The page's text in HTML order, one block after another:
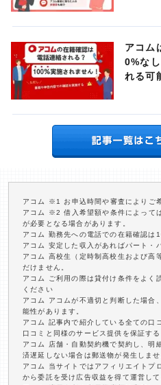
アコム
0%な
れる可
アコム ※1 お申込時間や審査によりご
アコム ※2 借入希望額や条件によって
が必要となる場合があります。
アコム 勤務先への電話での在籍確認は
アコム 安定した収入があればパート・
アコム 高校生（定時制高校生および高
だけません。
アコム ご利用の際は貸付け条件をよく
ください
アコム アコムが不適切と判断した場合
能性があります。
アコム 記事内で紹介している全ての口
口コミと同様のサービス提供を保証す
アコム 店舗・自動契約機で契約し、明
済遅延しない場合は郵送物が発生しませ
アコム 当サイトではアフィリエイトプ
から委託を受け広告収益を得て運営し